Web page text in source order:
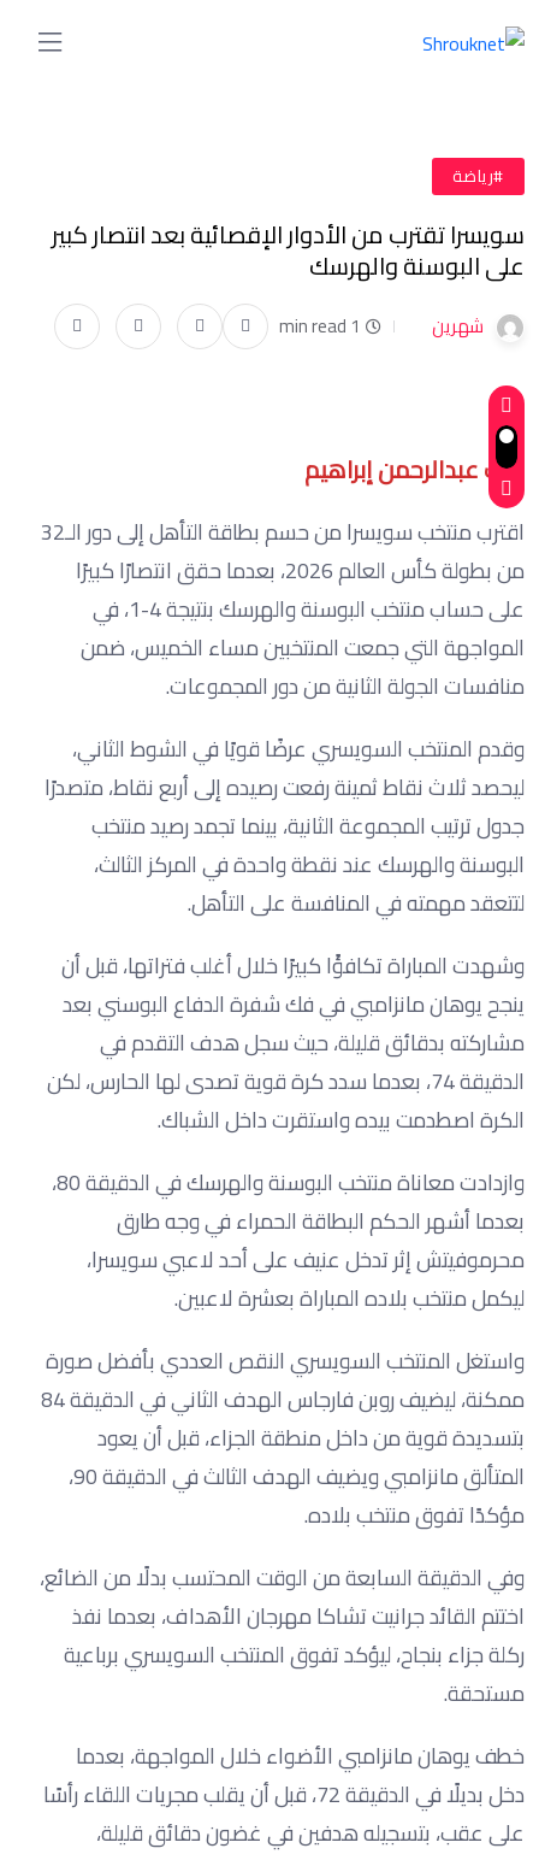
#رياضة
سويسرا تقترب من الأدوار الإقصائية بعد انتصار كبير
على البوسنة والهرسك
شهرين 1 min read
كتب عبدالرحمن إبراهيم
اقترب منتخب سويسرا من حسم بطاقة التأهل إلى دور الـ32
من بطولة كأس العالم 2026، بعدما حقق انتصارًا كبيرًا
على حساب منتخب البوسنة والهرسك بنتيجة 4-1، في
المواجهة التي جمعت المنتخبين مساء الخميس، ضمن
منافسات الجولة الثانية من دور المجموعات.
وقدم المنتخب السويسري عرضًا قويًا في الشوط الثاني،
ليحصد ثلاث نقاط ثمينة رفعت رصيده إلى أربع نقاط، متصدرًا
جدول ترتيب المجموعة الثانية، بينما تجمد رصيد منتخب
البوسنة والهرسك عند نقطة واحدة في المركز الثالث،
لتتعقد مهمته في المنافسة على التأهل.
وشهدت المباراة تكافؤًا كبيرًا خلال أغلب فتراتها، قبل أن
ينجح يوهان مانزامبي في فك شفرة الدفاع البوسني بعد
مشاركته بدقائق قليلة، حيث سجل هدف التقدم في
الدقيقة 74، بعدما سدد كرة قوية تصدى لها الحارس، لكن
الكرة اصطدمت بيده واستقرت داخل الشباك.
وازدادت معاناة منتخب البوسنة والهرسك في الدقيقة 80،
بعدما أشهر الحكم البطاقة الحمراء في وجه طارق
محرموفيتش إثر تدخل عنيف على أحد لاعبي سويسرا،
ليكمل منتخب بلاده المباراة بعشرة لاعبين.
واستغل المنتخب السويسري النقص العددي بأفضل صورة
ممكنة، ليضيف روبن فارجاس الهدف الثاني في الدقيقة 84
بتسديدة قوية من داخل منطقة الجزاء، قبل أن يعود
المتألق مانزامبي ويضيف الهدف الثالث في الدقيقة 90،
مؤكدًا تفوق منتخب بلاده.
وفي الدقيقة السابعة من الوقت المحتسب بدلًا من الضائع،
اختتم القائد جرانيت تشاكا مهرجان الأهداف، بعدما نفذ
ركلة جزاء بنجاح، ليؤكد تفوق المنتخب السويسري برباعية
مستحقة.
خطف يوهان مانزامبي الأضواء خلال المواجهة، بعدما
دخل بديلًا في الدقيقة 72، قبل أن يقلب مجريات اللقاء رأسًا
على عقب، بتسجيله هدفين في غضون دقائق قليلة،